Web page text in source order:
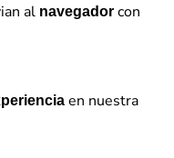
al navegador con
en nuestra